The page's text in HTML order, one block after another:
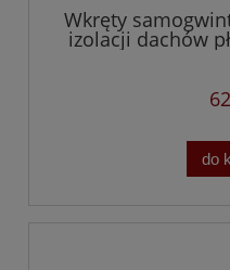
Wkręty
izolacji dachów
do